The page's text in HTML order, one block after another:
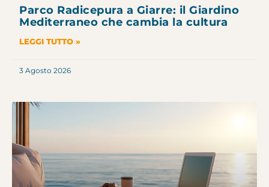
Parco Radicepura a Giarre: il Giardino
Mediterraneo che cambia la cultura
LEGGI TUTTO »
3 Agosto 2026